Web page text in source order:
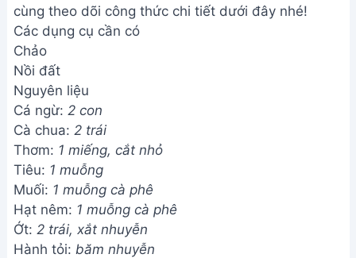
cùng theo dõi công thức chi tiết dưới đây nhé!
Các dụng cụ cần có
Chảo
Nồi đất
Nguyên liệu
Cá ngừ: 2 con
Cà chua: 2 trái
Thơm: 1 miếng, cắt nhỏ
Tiêu: 1 muỗng
Muối: 1 muỗng cà phê
Hạt nêm: 1 muỗng cà phê
Ớt: 2 trái, xắt nhuyễn
Hành tỏi: băm nhuyễn